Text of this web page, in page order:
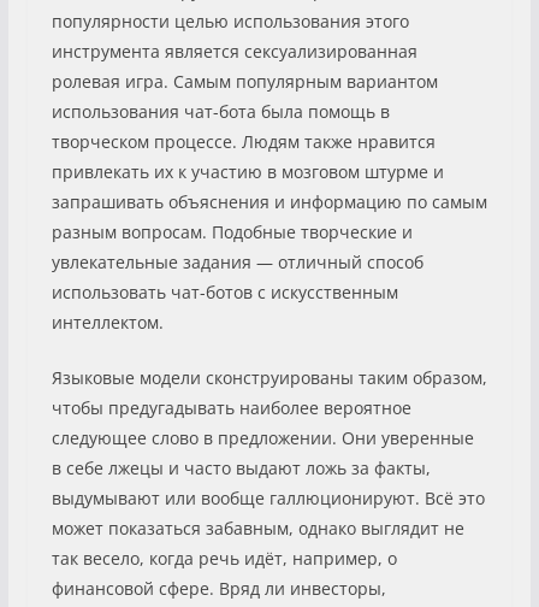
популярности целью использования этого
инструмента является сексуализированная
ролевая игра. Самым популярным вариантом
использования чат-бота была помощь в
творческом процессе. Людям также нравится
привлекать их к участию в мозговом штурме и
запрашивать объяснения и информацию по самым
разным вопросам. Подобные творческие и
увлекательные задания — отличный способ
использовать чат-ботов с искусственным
интеллектом.
Языковые модели сконструированы таким образом,
чтобы предугадывать наиболее вероятное
следующее слово в предложении. Они уверенные
в себе лжецы и часто выдают ложь за факты,
выдумывают или вообще галлюционируют. Всё это
может показаться забавным, однако выглядит не
так весело, когда речь идёт, например, о
финансовой сфере. Вряд ли инвесторы,